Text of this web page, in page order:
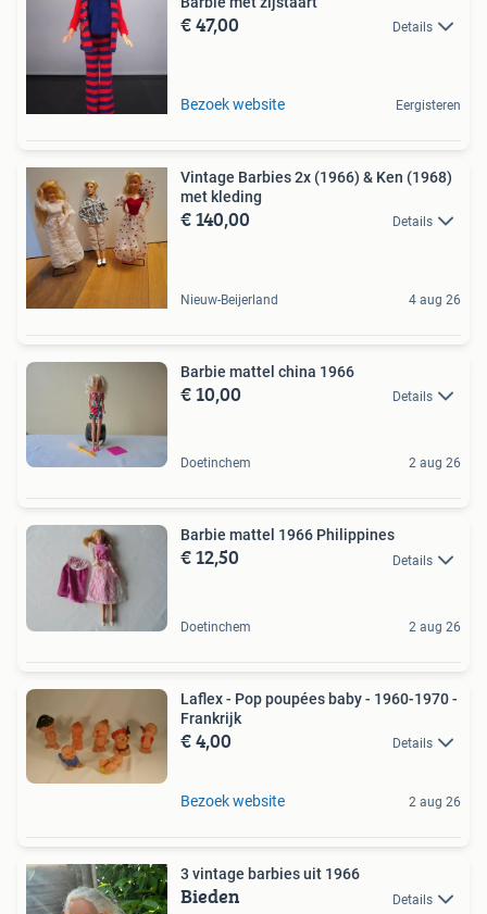
€ 47,00 Details
Bezoek website Eergisteren
Vintage Barbies 2x (1966) & Ken (1968)
met kleding
€ 140,00 Details
Nieuw-Beijerland 4 aug 26
Barbie mattel china 1966
€ 10,00 Details
Doetinchem 2 aug 26
Barbie mattel 1966 Philippines
€ 12,50 Details
Doetinchem 2 aug 26
Laflex - Pop poupées baby - 1960-1970 -
Frankrijk
€ 4,00 Details
Bezoek website 2 aug 26
3 vintage barbies uit 1966
Bieden Details